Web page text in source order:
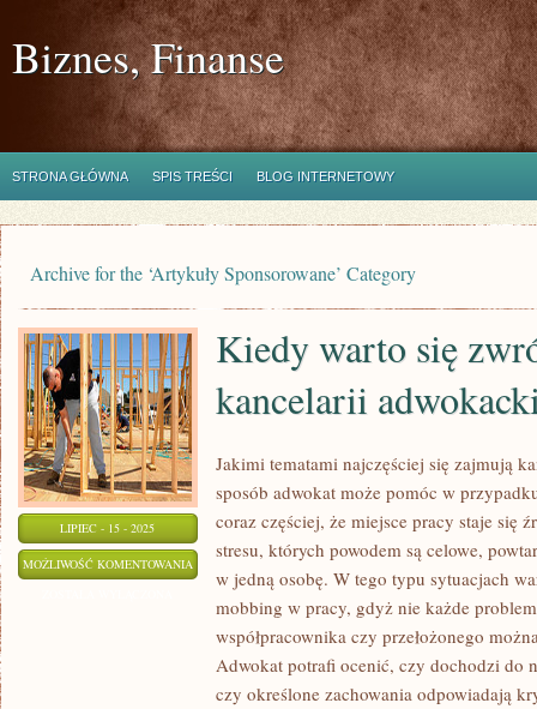
Biznes, Finanse
STRONA GŁÓWNA SPIS TREŚCI BLOG INTERNETOWY
Archive for the ‘Artykuły Sponsorowane’ Category
LIPIEC - 15 - 2025
MOŻLIWOŚĆ KOMENTOWANIA
WARTO
Kiedy warto się
kancelarii
Jakimi tematami najczęściej się zajmują
sposób adwokat może pomóc w
coraz częściej, że miejsce pracy staje się
stresu, których powodem są celowe,
w jedną osobę. W tego typu sytuacjach
mobbing w pracy, gdyż nie każde
współpracownika czy przełożonego
Adwokat potrafi ocenić, czy dochodzi do
czy określone zachowania odpowiadają